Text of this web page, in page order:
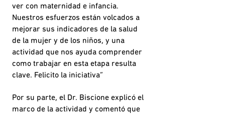
ver con maternidad e infancia.
Nuestros esfuerzos están volcados a
mejorar sus indicadores de la salud
de la mujer y de los niños, y una
actividad que nos ayuda comprender
como trabajar en esta etapa resulta
clave. Felicito la iniciativa”
Por su parte, el Dr. Biscione explicó el
marco de la actividad y comentó que